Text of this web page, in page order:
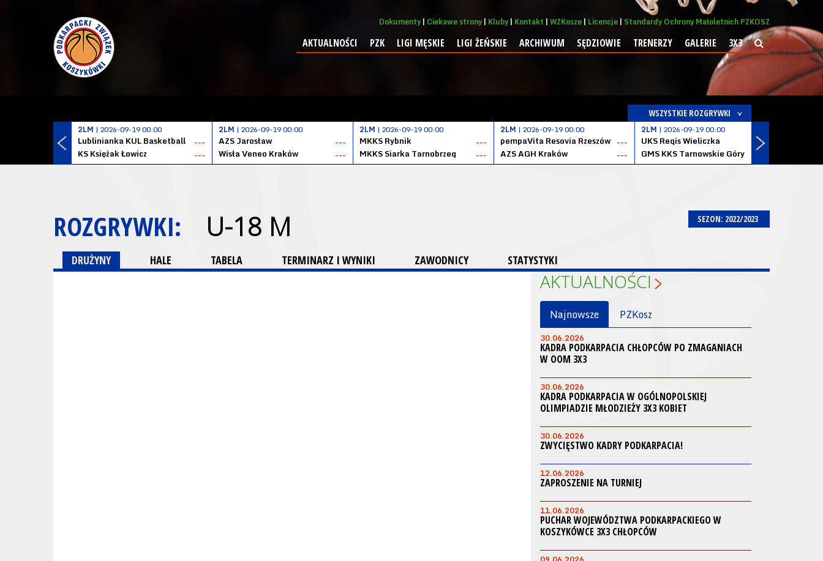
Dokumenty Ciekawe strony Kluby Kontakt WZKosze Licencje Standardy Ochrony Małoletnich PZKOSZ
AKTUALNOŚCI PZK LIGI MĘSKIE LIGI ŻEŃSKIE ARCHIWUM SĘDZIOWIE TRENERZY GALERIE 3X3
WSZYSTKIE ROZGRYWKI
2LM | 2026-09-19 00:00
Lublinianka KUL Basketball
---
KS Księżak Łowicz
---
2LM | 2026-09-19 00:00
AZS Jarosław
---
Wisła Veneo Kraków
---
2LM | 2026-09-19 00:00
MKKS Rybnik
---
MKKS Siarka Tarnobrzeg
---
2LM | 2026-09-19 00:00
pempaVita Resovia Rzeszów ---
AZS AGH Kraków
---
2LM | 2026-09-19 00:00
UKS Regis Wieliczka
---
GMS KKS Tarnowskie Góry
SEZON: 2022/2023
ROZGRYWKI: U-18 M
DRUŻYNY HALE TABELA TERMINARZ I WYNIKI ZAWODNICY STATYSTYKI
AKTUALNOŚCI
Najnowsze PZKosz
30.06.2026
KADRA PODKARPACIA CHŁOPCÓW PO ZMAGANIACH
W OOM 3X3
30.06.2026
KADRA PODKARPACIA W OGÓLNOPOLSKIEJ
OLIMPIADZIE MŁODZIEŻY 3X3 KOBIET
30.06.2026
ZWYCIĘSTWO KADRY PODKARPACIA!
12.06.2026
ZAPROSZENIE NA TURNIEJ
11.06.2026
PUCHAR WOJEWÓDZTWA PODKARPACKIEGO W
KOSZYKÓWCE 3X3 CHŁOPCÓW